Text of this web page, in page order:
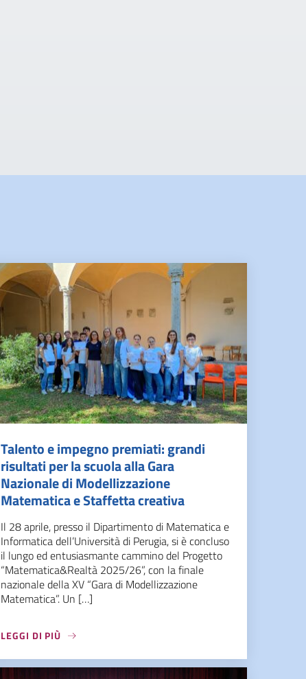
Talento e impegno premiati: grandi
risultati per la scuola alla Gara
Nazionale di Modellizzazione
Matematica e Staffetta creativa
Il 28 aprile, presso il Dipartimento di Matematica e
Informatica dell’Università di Perugia, si è concluso
il lungo ed entusiasmante cammino del Progetto
“Matematica&Realtà 2025/26”, con la finale
nazionale della XV “Gara di Modellizzazione
Matematica”. Un […]
LEGGI DI PIÙ